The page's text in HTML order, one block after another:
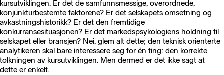
kursutviklingen. Er det de samfunnsmessige, overordnede,
konjunkturbestemte faktorene? Er det selskapets omsetning og
avkastningshistorikk? Er det den fremtidige
konkurransesituasjonen? Er det markedspsykologiens holdning til
selskapet eller bransjen? Nei, glem alt dette; den teknisk orienterte
analytikeren skal bare interessere seg for én ting: den korrekte
tolkningen av kursutviklingen. Men dermed er det ikke sagt at
dette er enkelt.